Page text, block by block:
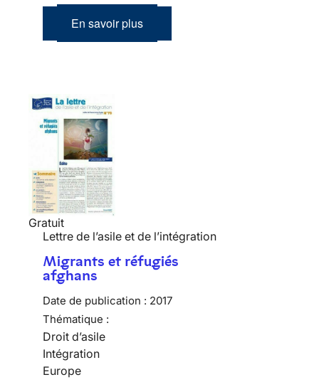
En savoir plus
Gratuit
Lettre de l’asile et de l’intégration
Migrants et réfugiés
afghans
Date de publication : 2017
Thématique :
Droit d’asile
Intégration
Europe